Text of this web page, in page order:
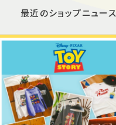
最近のショップニュース